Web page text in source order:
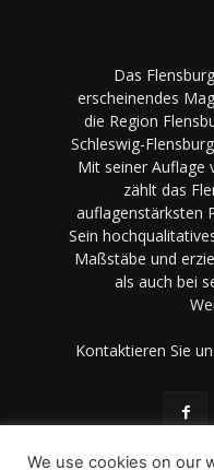
Das
erscheinendes
die Region
Schleswig-
Mit seiner Auflage
zählt das
auflagenstärksten
Sein
Maßstäbe und
als auch bei
Kontaktieren Sie
We use cookies on our